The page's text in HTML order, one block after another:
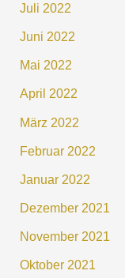
Juli 2022
Juni 2022
Mai 2022
April 2022
März 2022
Februar 2022
Januar 2022
Dezember 2021
November 2021
Oktober 2021